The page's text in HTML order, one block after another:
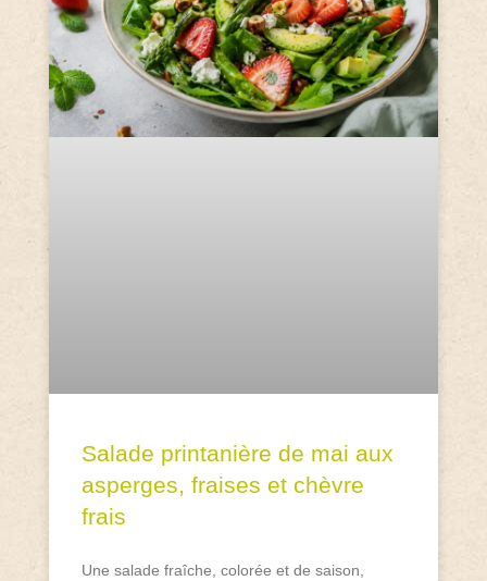
Salade printanière de mai aux
asperges, fraises et chèvre
frais
Une salade fraîche, colorée et de saison,